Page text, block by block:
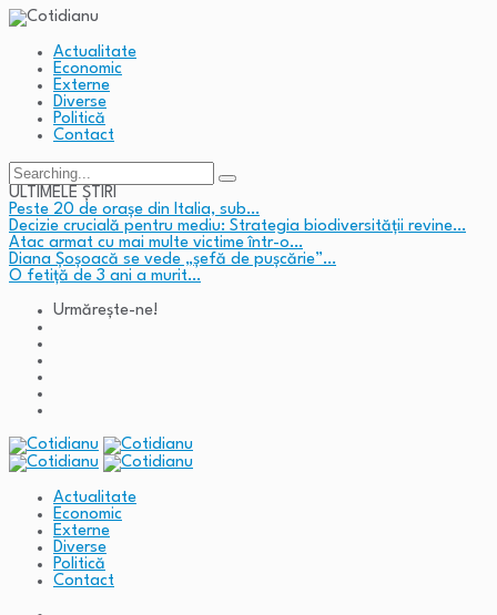
Actualitate
Economic
Externe
Diverse
Politică
Contact
Search
for:
ULTIMELE ȘTIRI
Peste 20 de orașe din Italia, sub…
Decizie crucială pentru mediu: Strategia biodiversității revine…
Atac armat cu mai multe victime într-o…
Diana Șoșoacă se vede „șefă de pușcărie”…
O fetiță de 3 ani a murit…
Urmărește-ne!
Actualitate
Economic
Externe
Diverse
Politică
Contact